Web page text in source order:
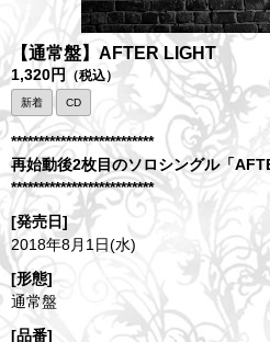
【通常盤】AFTER LIGHT
1,320円 （税込）
新着 CD
**************************
再始動後2枚目のソロシングル「
**************************
[発売日]
2018年8月1日(水)
[形態]
通常盤
[品番]